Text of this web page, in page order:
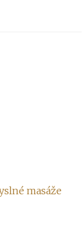
masáže